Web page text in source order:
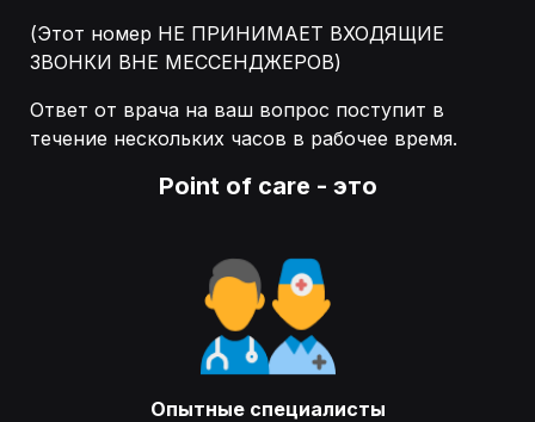
(Этот номер НЕ ПРИНИМАЕТ ВХОДЯЩИЕ
ЗВОНКИ ВНЕ МЕССЕНДЖЕРОВ)
Ответ от врача на ваш вопрос поступит в
течение нескольких часов в рабочее время.
Point of care - это
Опытные специалисты